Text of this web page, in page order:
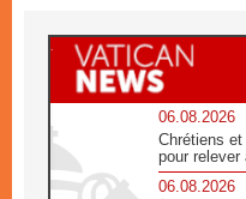
06.08.2026
Chrétiens
pour relever
06.08.2026